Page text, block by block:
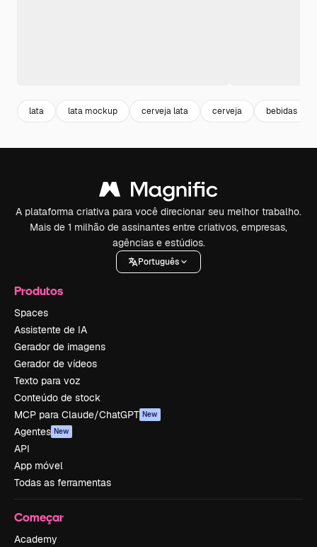
lata lata mockup cerveja lata cerveja bebidas
A plataforma criativa para você direcionar seu melhor trabalho.
Mais de 1 milhão de assinantes entre criativos, empresas,
agências e estúdios.
Português
Produtos
Spaces
Assistente de IA
Gerador de imagens
Gerador de vídeos
Texto para voz
Conteúdo de stock
MCP para Claude/ChatGPT New
Agentes New
API
App móvel
Todas as ferramentas
Começar
Academy